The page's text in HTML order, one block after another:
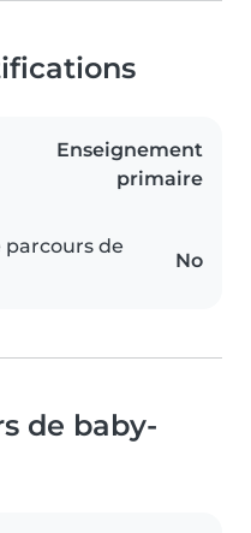
Enseignement
primaire
de
No
de baby-